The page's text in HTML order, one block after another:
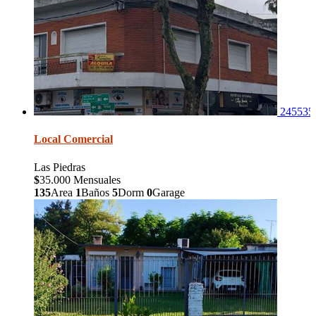
245535
Local Comercial
Las Piedras
$35.000 Mensuales
135Area 1Baños 5Dorm 0Garage